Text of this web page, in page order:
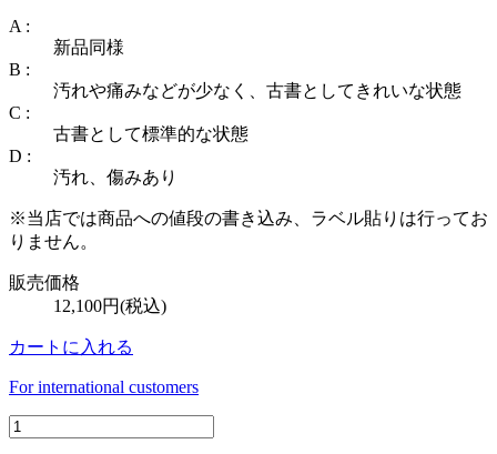
A :
新品同様
B :
汚れや痛みなどが少なく、古書としてきれいな状態
C :
古書として標準的な状態
D :
汚れ、傷みあり
※当店では商品への値段の書き込み、ラベル貼りは行ってお
りません。
販売価格
12,100円(税込)
カートに入れる
For international customers